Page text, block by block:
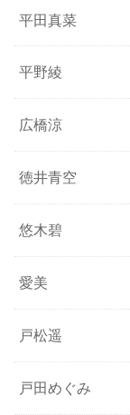
平田真菜
平野綾
広橋涼
徳井青空
悠木碧
愛美
戸松遥
戸田めぐみ